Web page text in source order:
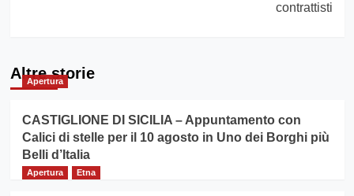
contrattisti
Altre storie
Apertura
CASTIGLIONE DI SICILIA – Appuntamento con
Calici di stelle per il 10 agosto in Uno dei Borghi più
Belli d’Italia
Apertura Etna